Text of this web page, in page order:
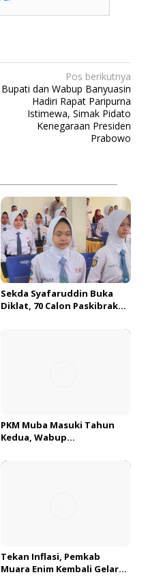
Pos berikutnya
Bupati dan Wabup Banyuasin
Hadiri Rapat Paripurna
Istimewa, Simak Pidato
Kenegaraan Presiden
Prabowo
Sekda Syafaruddin Buka
Diklat, 70 Calon Paskibraka
PKM Muba Masuki Tahun
Kedua, Wabup
Usaha bagi 2.300 Pelaku
Tekan Inflasi, Pemkab
Muara Enim Kembali Gelar